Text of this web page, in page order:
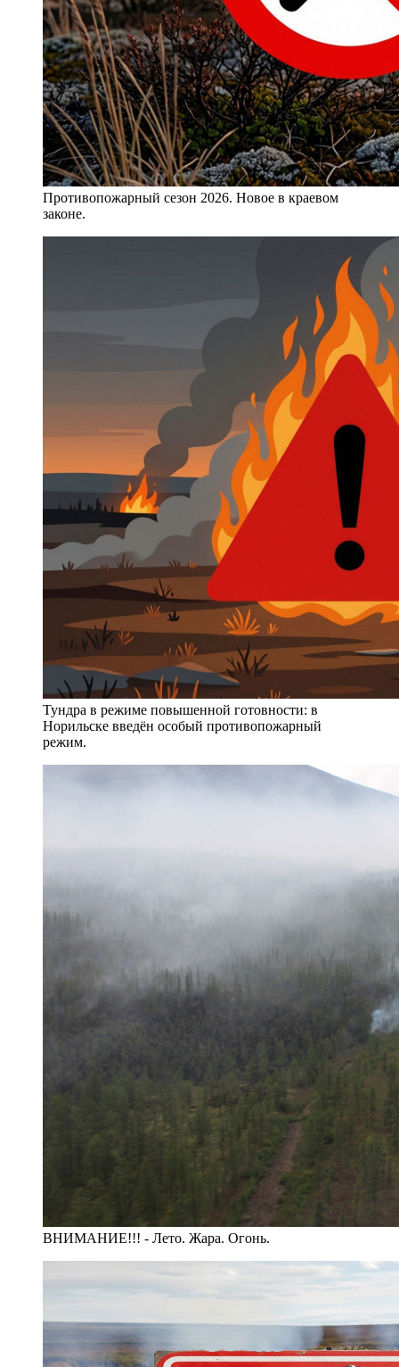
Противопожарный сезон 2026. Новое в краевом
законе.
Тундра в режиме повышенной готовности: в
Норильске введён особый противопожарный
режим.
ВНИМАНИЕ!!! - Лето. Жара. Огонь.